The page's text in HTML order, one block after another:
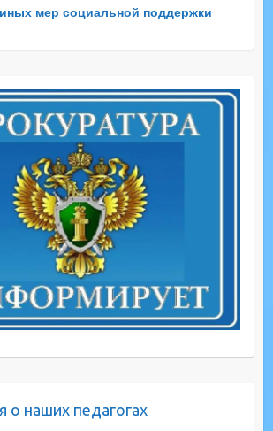
мер социальной поддержки
о наших педагогах